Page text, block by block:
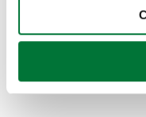
Identificar su
para buscar
Obtenga más